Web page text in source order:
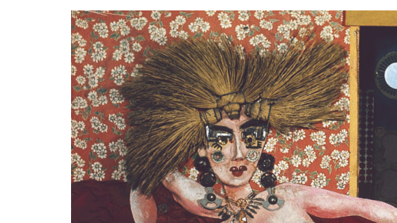
LA MAISON MUSÉE
LE JARDIN HABITÉ
PETIT PIERRE ET SON
MANÈGE